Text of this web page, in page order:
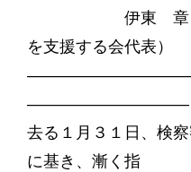
伊東 章（弁護
を支援する会代表）
――――――――――
去る１月３１日、検
に基き、漸く指